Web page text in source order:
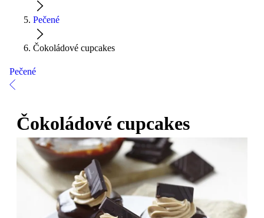
Pečené
Čokoládové cupcakes
Pečené
Čokoládové cupcakes